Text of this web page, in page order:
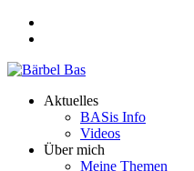
Aktuelles
BASis Info
Videos
Über mich
Meine Themen